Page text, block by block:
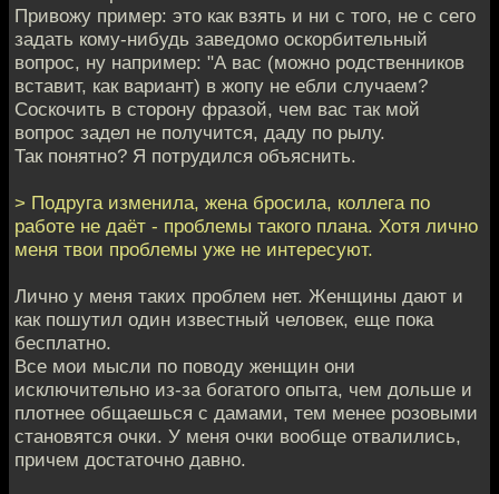
Привожу пример: это как взять и ни с того, не с сего
задать кому-нибудь заведомо оскорбительный
вопрос, ну например: "А вас (можно родственников
вставит, как вариант) в жопу не ебли случаем?
Соскочить в сторону фразой, чем вас так мой
вопрос задел не получится, даду по рылу.
Так понятно? Я потрудился объяснить.
> Подруга изменила, жена бросила, коллега по
работе не даёт - проблемы такого плана. Хотя лично
меня твои проблемы уже не интересуют.
Лично у меня таких проблем нет. Женщины дают и
как пошутил один известный человек, еще пока
бесплатно.
Все мои мысли по поводу женщин они
исключительно из-за богатого опыта, чем дольше и
плотнее общаешься с дамами, тем менее розовыми
становятся очки. У меня очки вообще отвалились,
причем достаточно давно.